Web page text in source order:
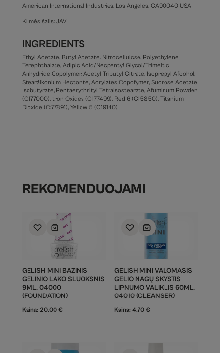
American International Industries. Los Angeles, CA90040 USA
Kilmės šalis: JAV
INGREDIENTS
Ethyl Acetate, Butyl Acetate, Nitroceliulcse, Polyethylene
Terephthalate, Adipic Acid/Necpenty! Glycol/Trimeltic
Anhydride Copolymer, Acetyl Tributyl Citrate, Iscprepyl Afcohol,
Stearálkonium Hectorite, Acrylates Copofymer, Sucrose Acetate
Isobutyrate, Pentaerythrityl Tetraisostearate, Afuminum Powder
(C177000), tron Oxides (C177499), Red 6 (C15850), Titanium
Dioxide (C:77891), Yellow 5 (C19140)
REKOMENDUOJAMI
GELISH MINI BAZINIS
GELINIO LAKO SLUOKSNIS
9ML. 04000
(FOUNDATION)
Kaina: 20.00 €
GELISH MINI VALOMASIS
GELIO NAGŲ SKYSTIS
LIPNUMO VALIKLIS 60ML.
04010 (CLEANSER)
Kaina: 4.70 €